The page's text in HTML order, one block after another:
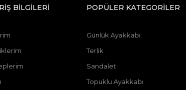
BİLGİLERİ POPÜLER KATEGORİLER
Günlük Ayakkabı
Terlik
Sandalet
Topuklu Ayakkabı